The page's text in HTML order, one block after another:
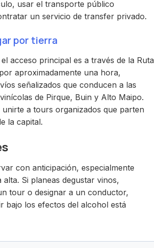
usar el transporte público
un servicio de transfer privado.
por tierra
acceso principal es a través de la Ruta
aproximadamente una hora,
señalizados que conducen a las
de Pirque, Buin y Alto Maipo.
unirte a tours organizados que parten
la capital.
con anticipación, especialmente
Si planeas degustar vinos,
tour o designar a un conductor,
bajo los efectos del alcohol está